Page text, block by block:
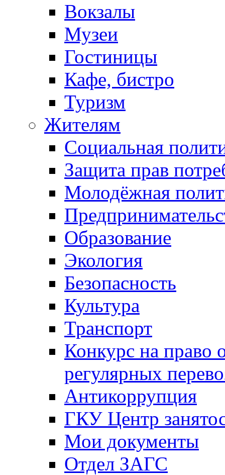
Вокзалы
Музеи
Гостиницы
Кафе, бистро
Туризм
Жителям
Социальная
Защита прав
Молодёжная
Образование
Экология
Безопасность
Культура
Транспорт
Конкурс на право
регулярных
Антикоррупция
ГКУ Центр
Мои документы
Отдел ЗАГС